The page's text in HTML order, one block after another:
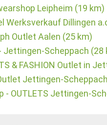
Leipheim (19 km)
Werksverkauf Dillingen
Outlet Aalen (25 km)
Jettingen-Scheppach (28
& FASHION Outlet in
Jettingen-
- OUTLETS Jettingen-